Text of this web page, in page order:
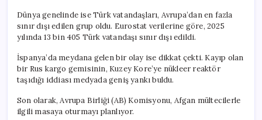
Dünya genelinde ise Türk vatandaşları, Avrupa’dan en fazla
sınır dışı edilen grup oldu. Eurostat verilerine göre, 2025
yılında 13 bin 405 Türk vatandaşı sınır dışı edildi.
İspanya’da meydana gelen bir olay ise dikkat çekti. Kayıp olan
bir Rus kargo gemisinin, Kuzey Kore’ye nükleer reaktör
taşıdığı iddiası medyada geniş yankı buldu.
Son olarak, Avrupa Birliği (AB) Komisyonu, Afgan mültecilerle
ilgili masaya oturmayı planlıyor.